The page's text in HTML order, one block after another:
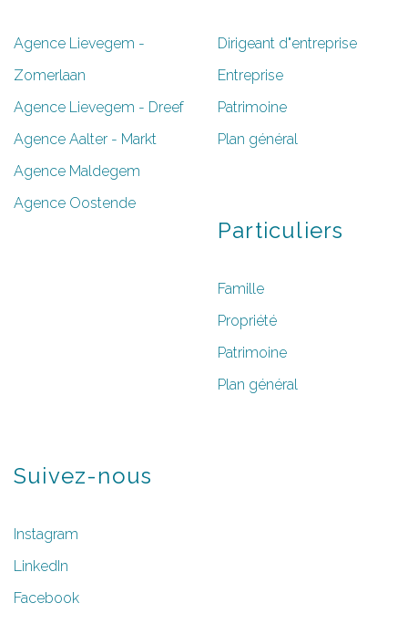
Agence Lievegem -
Zomerlaan
Agence Lievegem - Dreef
Agence Aalter - Markt
Agence Maldegem
Agence Oostende
Dirigeant d"entreprise
Entreprise
Patrimoine
Plan général
Particuliers
Famille
Propriété
Patrimoine
Plan général
Suivez-nous
Instagram
LinkedIn
Facebook